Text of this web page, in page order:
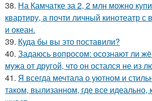
38. На Камчатке за 2, 2 млн можно
квартиру, а почти личный кинотеатр
и океан.
39. Куда бы вы это поставили?
40. Задаюсь вопросом: осознают ли
мужа от другой, что он остался не из
41. Я всегда мечтала о уютном и
таком, вылизанном, где все идеально,